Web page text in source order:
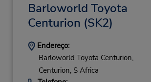
Barloworld Toyota
Centurion (SK2)
Endereço:
Barloworld Toyota Centurion,
Centurion, S Africa